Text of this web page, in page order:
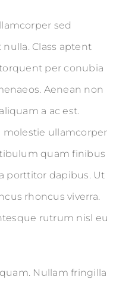
sed
Class aptent
per conubia
Aenean non
a ac est.
molestie ullamcorper
quam finibus
porttitor dapibus. Ut
rhoncus viverra.
rutrum nisl eu
Nullam fringilla